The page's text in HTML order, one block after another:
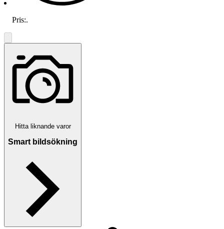
Pris:.
Hitta liknande varor
Smart bildsökning